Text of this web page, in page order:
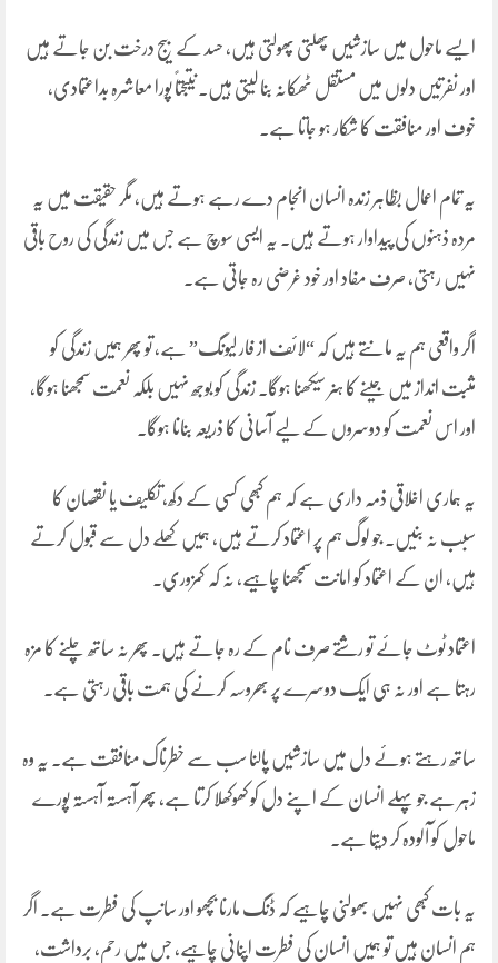
ایسے ماحول میں سازشیں پھلتی پھولتی ہیں، حسد کے بیج درخت بن جاتے ہیں
اور نفرتیں دلوں میں مستقل ٹھکانہ بنا لیتی ہیں۔ نتیجتاً پورا معاشرہ بداعتمادی،
خوف اور منافقت کا شکار ہو جاتا ہے۔
یہ تمام اعمال بظاہر زندہ انسان انجام دے رہے ہوتے ہیں، مگر حقیقت میں یہ
مردہ ذہنوں کی پیداوار ہوتے ہیں۔ یہ ایسی سوچ ہے جس میں زندگی کی روح باقی
نہیں رہتی، صرف مفاد اور خود غرضی رہ جاتی ہے۔
اگر واقعی ہم یہ مانتے ہیں کہ “لائف از فار لیونگ” ہے، تو پھر ہمیں زندگی کو
مثبت انداز میں جینے کا ہنر سیکھنا ہوگا۔ زندگی کو بوجھ نہیں بلکہ نعمت سمجھنا ہوگا،
اور اس نعمت کو دوسروں کے لیے آسانی کا ذریعہ بنانا ہوگا۔
یہ ہماری اخلاقی ذمہ داری ہے کہ ہم کبھی کسی کے دکھ، تکلیف یا نقصان کا
سبب نہ بنیں۔ جو لوگ ہم پر اعتماد کرتے ہیں، ہمیں کھلے دل سے قبول کرتے
ہیں، ان کے اعتماد کو امانت سمجھنا چاہیے، نہ کہ کمزوری۔
اعتماد ٹوٹ جائے تو رشتے صرف نام کے رہ جاتے ہیں۔ پھر نہ ساتھ چلنے کا مزہ
رہتا ہے اور نہ ہی ایک دوسرے پر بھروسہ کرنے کی ہمت باقی رہتی ہے۔
ساتھ رہتے ہوئے دل میں سازشیں پالنا سب سے خطرناک منافقت ہے۔ یہ وہ
زہر ہے جو پہلے انسان کے اپنے دل کو کھوکھلا کرتا ہے، پھر آہستہ آہستہ پورے
ماحول کو آلودہ کر دیتا ہے۔
یہ بات کبھی نہیں بھولنی چاہیے کہ ڈنگ مارنا بچھو اور سانپ کی فطرت ہے۔ اگر
ہم انسان ہیں تو ہمیں انسان کی فطرت اپنانی چاہیے، جس میں رحم، برداشت،